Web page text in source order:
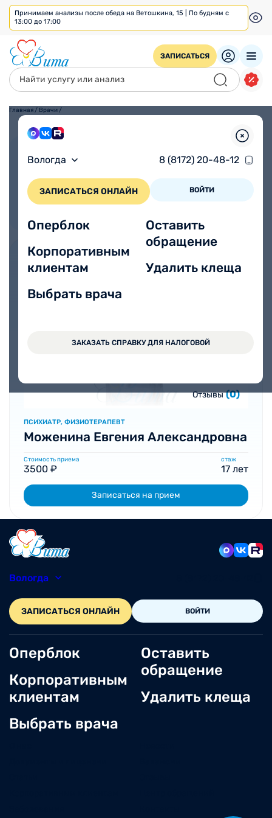
Принимаем анализы после обеда на Ветошкина, 15 | По будням с
13:00 до 17:00
ЗАПИСАТЬСЯ
Вологда 8 (8172) 20-48-12
ЗАПИСАТЬСЯ ОНЛАЙН ВОЙТИ
Оперблок
Корпоративным
клиентам
Выбрать врача
Оставить
обращение
Удалить клеща
ЗАКАЗАТЬ СПРАВКУ ДЛЯ НАЛОГОВОЙ
Главная / Врачи /
Взрослым
Отзывы (0)
ПСИХИАТР, ФИЗИОТЕРАПЕВТ
Моженина Евгения Александровна
Стоимость приема
3500 ₽
стаж
17 лет
Записаться на прием
Вологда
ЗАПИСАТЬСЯ ОНЛАЙН ВОЙТИ
Оперблок
Корпоративным
клиентам
Выбрать врача
Оставить
обращение
Удалить клеща